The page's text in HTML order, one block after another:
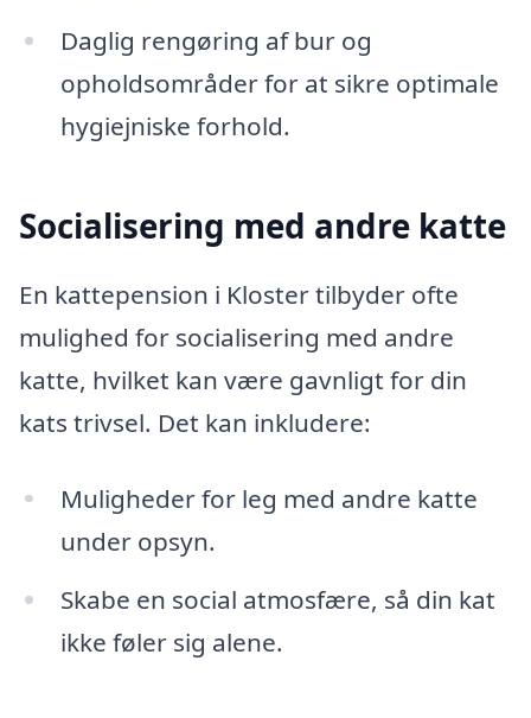
Daglig rengøring af bur og
opholdsområder for at sikre optimale
hygiejniske forhold.
Socialisering med andre katte
En kattepension i Kloster tilbyder ofte
mulighed for socialisering med andre
katte, hvilket kan være gavnligt for din
kats trivsel. Det kan inkludere:
Muligheder for leg med andre katte
under opsyn.
Skabe en social atmosfære, så din kat
ikke føler sig alene.